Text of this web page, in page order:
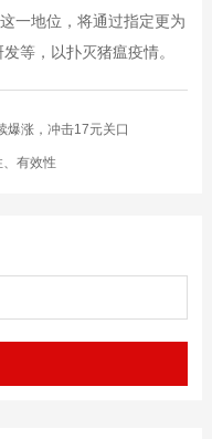
一地位，将通过指定更为
等，以扑灭猪瘟疫情。
爆涨，冲击17元关口
有效性